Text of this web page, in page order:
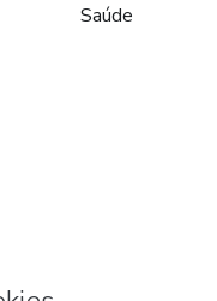
Saúde